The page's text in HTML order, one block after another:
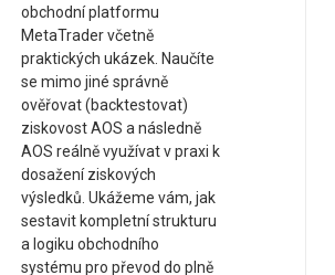
obchodní platformu
MetaTrader včetně
praktických ukázek. Naučíte
se mimo jiné správně
ověřovat (backtestovat)
ziskovost AOS a následně
AOS reálně využívat v praxi k
dosažení ziskových
výsledků. Ukážeme vám, jak
sestavit kompletní strukturu
a logiku obchodního
systému pro převod do plně